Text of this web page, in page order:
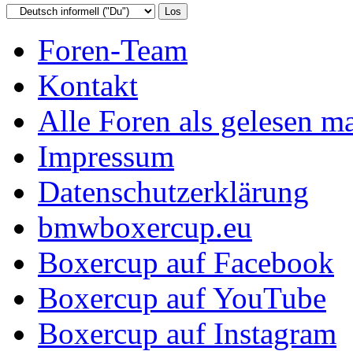
Foren-Team
Kontakt
Alle Foren als gelesen
Impressum
Datenschutzerklärung
bmwboxercup.eu
Boxercup auf Facebook
Boxercup auf YouTube
Boxercup auf Instagram